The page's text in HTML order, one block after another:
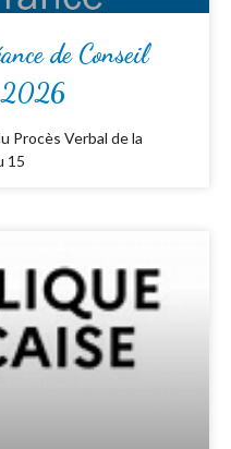
de Conseil
2026
Procès Verbal de la
15